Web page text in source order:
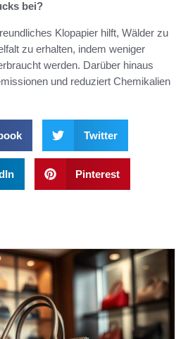
bei?
Klopapier hilft, Wälder zu
zu erhalten, indem weniger
werden. Darüber hinaus
und reduziert Chemikalien
Twitter
Pinterest